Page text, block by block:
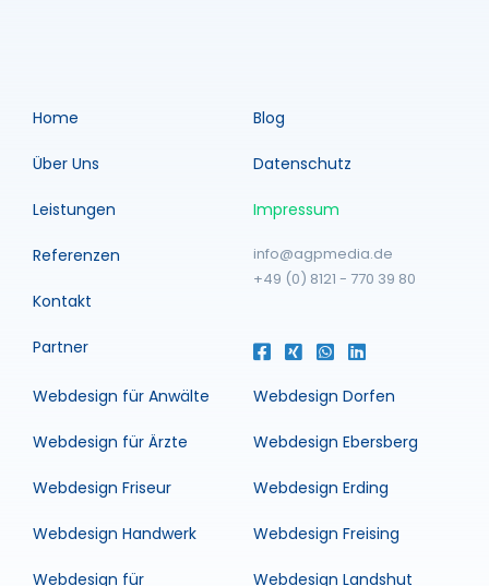
Home
Über Uns
Leistungen
Referenzen
Kontakt
Partner
Blog
Datenschutz
Impressum
info@agpmedia.de
+49 (0) 8121 - 770 39 80
Webdesign für Anwälte
Webdesign für Ärzte
Webdesign Friseur
Webdesign Handwerk
Webdesign für
Webdesign Dorfen
Webdesign Ebersberg
Webdesign Erding
Webdesign Freising
Webdesign Landshut